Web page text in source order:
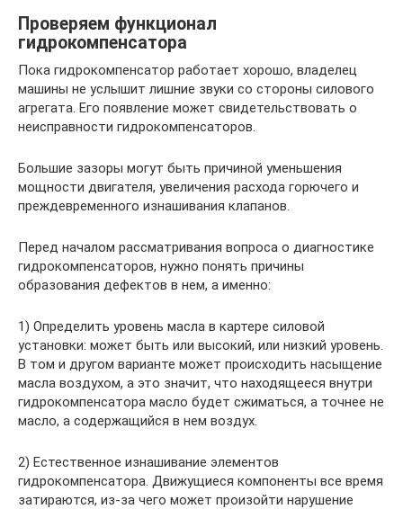
Проверяем функционал
гидрокомпенсатора
Пока гидрокомпенсатор работает хорошо, владелец
машины не услышит лишние звуки со стороны силового
агрегата. Его появление может свидетельствовать о
неисправности гидрокомпенсаторов.
Большие зазоры могут быть причиной уменьшения
мощности двигателя, увеличения расхода горючего и
преждевременного изнашивания клапанов.
Перед началом рассматривания вопроса о диагностике
гидрокомпенсаторов, нужно понять причины
образования дефектов в нем, а именно:
1) Определить уровень масла в картере силовой
установки: может быть или высокий, или низкий уровень.
В том и другом варианте может происходить насыщение
масла воздухом, а это значит, что находящееся внутри
гидрокомпенсатора масло будет сжиматься, а точнее не
масло, а содержащийся в нем воздух.
2) Естественное изнашивание элементов
гидрокомпенсатора. Движущиеся компоненты все время
затираются, из-за чего может произойти нарушение